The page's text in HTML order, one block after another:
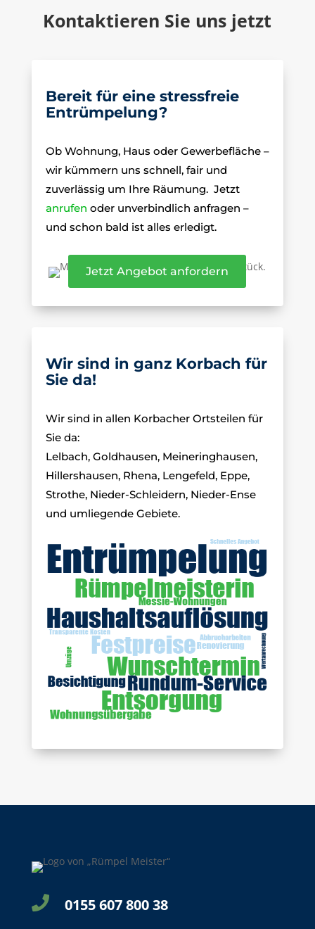
Kontaktieren Sie uns jetzt
Bereit für eine stressfreie
Entrümpelung?
Ob Wohnung, Haus oder Gewerbefläche –
wir kümmern uns schnell, fair und
zuverlässig um Ihre Räumung. Jetzt
anrufen oder unverbindlich anfragen –
und schon bald ist alles erledigt.
Jetzt Angebot anfordern
Wir sind in ganz Korbach für
Sie da!
Wir sind in allen Korbacher Ortsteilen für
Sie da:
Lelbach, Goldhausen, Meineringhausen,
Hillershausen, Rhena, Lengefeld, Eppe,
Strothe, Nieder-Schleidern, Nieder-Ense
und umliegende Gebiete.
 0155 607 800 38